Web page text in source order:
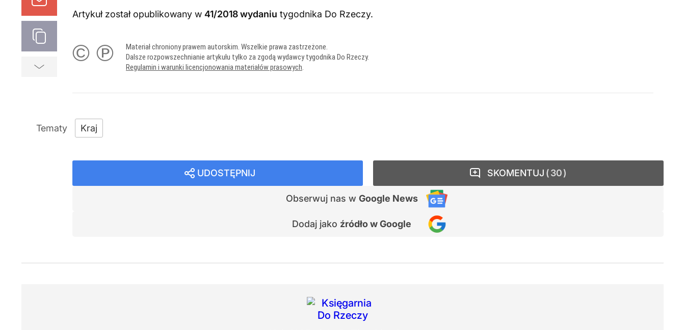
Artykuł został opublikowany w 41/2018 wydaniu tygodnika Do Rzeczy.
© ℗
Materiał chroniony prawem autorskim. Wszelkie prawa zastrzeżone.
Dalsze rozpowszechnianie artykułu tylko za zgodą wydawcy tygodnika Do Rzeczy.
Regulamin i warunki licencjonowania materiałów prasowych.
Kraj
UDOSTĘPNIJ
Obserwuj nas w Google News
Dodaj jako źródło w Google
SKOMENTUJ 30